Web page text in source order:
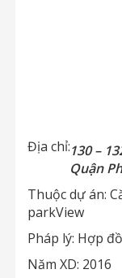
Địa chỉ:130 –
Quận
Thuộc dự án:
parkView
Pháp lý: Hợp
Năm XD: 2016